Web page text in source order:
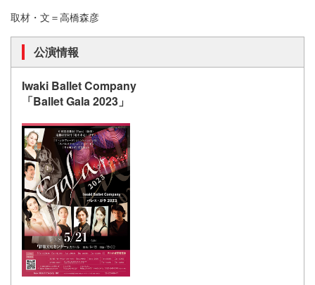
取材・文＝高橋森彦
公演情報
Iwaki Ballet Company
「Ballet Gala 2023」